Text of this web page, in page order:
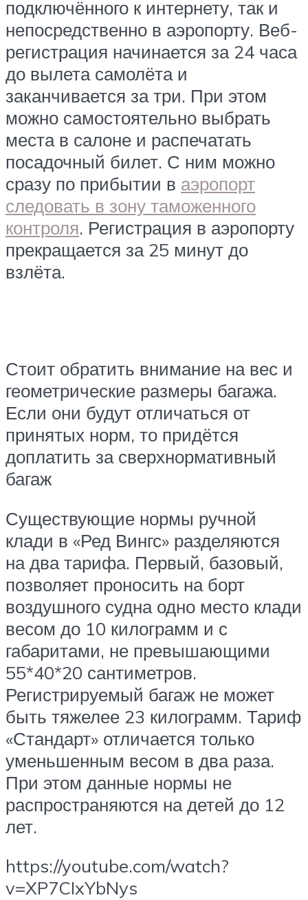
подключённого к интернету, так и
непосредственно в аэропорту. Веб-
регистрация начинается за 24 часа
до вылета самолёта и
заканчивается за три. При этом
можно самостоятельно выбрать
места в салоне и распечатать
посадочный билет. С ним можно
сразу по прибытии в аэропорт
следовать в зону таможенного
контроля. Регистрация в аэропорту
прекращается за 25 минут до
взлёта.
Стоит обратить внимание на вес и
геометрические размеры багажа.
Если они будут отличаться от
принятых норм, то придётся
доплатить за сверхнормативный
багаж
Существующие нормы ручной
клади в «Ред Вингс» разделяются
на два тарифа. Первый, базовый,
позволяет проносить на борт
воздушного судна одно место клади
весом до 10 килограмм и с
габаритами, не превышающими
55*40*20 сантиметров.
Регистрируемый багаж не может
быть тяжелее 23 килограмм. Тариф
«Стандарт» отличается только
уменьшенным весом в два раза.
При этом данные нормы не
распространяются на детей до 12
лет.
https://youtube.com/watch?
v=XP7CIxYbNys